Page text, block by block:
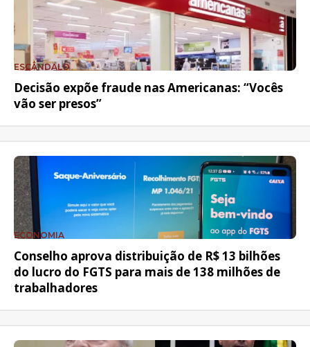
ESCÂNDALO
Decisão expõe fraude nas Americanas: “Vocês
vão ser presos”
ECONOMIA
Conselho aprova distribuição de R$ 13 bilhões
do lucro do FGTS para mais de 138 milhões de
trabalhadores